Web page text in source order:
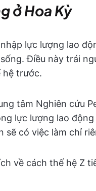
ở Hoa Kỳ
lực lượng lao
Điều này trái
hệ trước.
tâm Nghiên cứu
lực lượng lao
sẽ có việc làm chỉ
về cách thế hệ Z